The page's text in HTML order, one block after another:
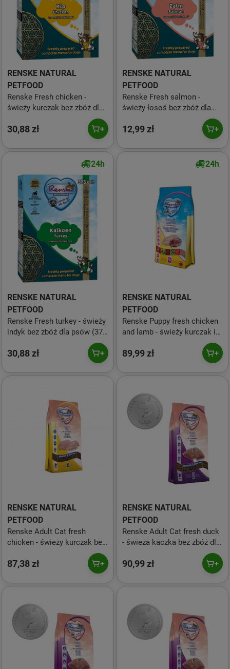
RENSKE NATURAL
PETFOOD
Renske Fresh chicken -
świeży kurczak bez zbóż dla
30,88 zł
RENSKE NATURAL
PETFOOD
Renske Fresh salmon -
świeży łosoś bez zbóż dla
12,99 zł
24h
RENSKE NATURAL
PETFOOD
Renske Fresh turkey - świeży
indyk bez zbóż dla psów (375
30,88 zł
24h
RENSKE NATURAL
PETFOOD
Renske Puppy fresh chicken
and lamb - świeży kurczak i
jagnięcina dla szczeniąt i
psów małych ras 2 kg
89,99 zł
RENSKE NATURAL
PETFOOD
Renske Adult Cat fresh
chicken - świeży kurczak bez
zbóż dla dorosłych kotów -
1,5 kg
87,38 zł
RENSKE NATURAL
PETFOOD
Renske Adult Cat fresh duck
- świeża kaczka bez zbóż dla
90,99 zł